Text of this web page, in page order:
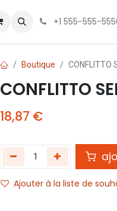
+1 555-555-
Boutique CONFLITTO
CONFLITTO
18,87 €
Ajouter à la liste de